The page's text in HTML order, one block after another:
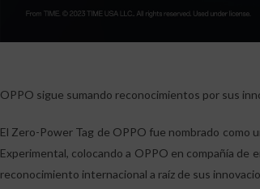
OPPO sigue sumando reconocimientos por sus
El Zero-Power Tag de OPPO fue nombrado como
Experimental, colocando a OPPO en compañía de
reconocimiento internacional a raíz de sus